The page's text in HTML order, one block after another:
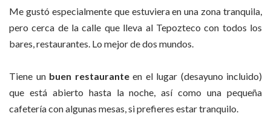
Me gustó especialmente que estuviera en una zona tranquila,
pero cerca de la calle que lleva al Tepozteco con todos los
bares, restaurantes. Lo mejor de dos mundos.
Tiene un buen restauranteen el lugar (desayuno incluido)
que está abierto hasta la noche, así como una pequeña
cafetería con algunas mesas, si prefieres estar tranquilo.